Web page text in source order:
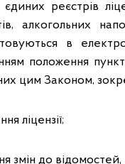
реєстрів
алкогольних
в
положення
цим Законом,
ліцензії;
змін до відомостей,